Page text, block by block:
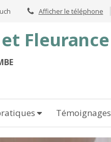
Afficher le téléphone
Fleurance
Témoignages